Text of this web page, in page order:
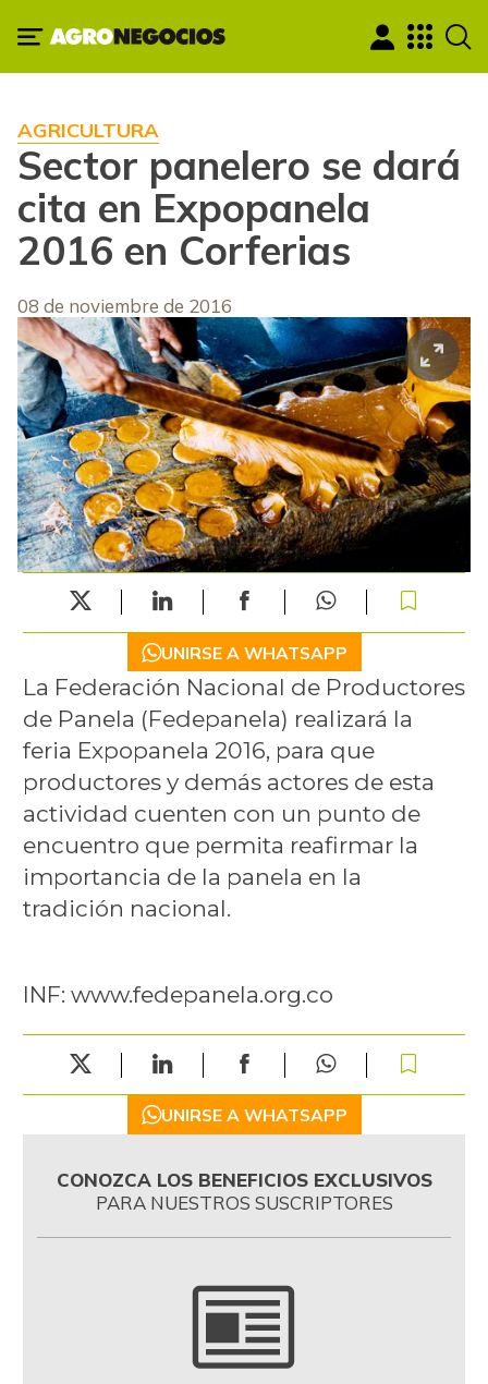
AGRICULTURA
Sector panelero se dará
cita en Expopanela
2016 en Corferias
08 de noviembre de 2016
UNIRSE A WHATSAPP
La Federación Nacional de Productores
de Panela (Fedepanela) realizará la
feria Expopanela 2016, para que
productores y demás actores de esta
actividad cuenten con un punto de
encuentro que permita reafirmar la
importancia de la panela en la
tradición nacional.
INF: www.fedepanela.org.co
UNIRSE A WHATSAPP
CONOZCA LOS BENEFICIOS EXCLUSIVOS
PARA NUESTROS SUSCRIPTORES